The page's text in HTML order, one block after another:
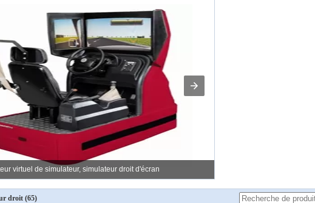
virtuel de simulateur, simulateur droit d'écran
droit (65)